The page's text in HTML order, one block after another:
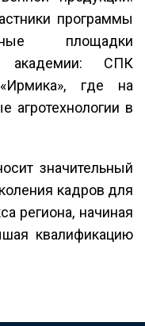
программы
площадки
академии: СПК
где на
агротехнологии в
значительный
кадров для
региона, начиная
квалификацию